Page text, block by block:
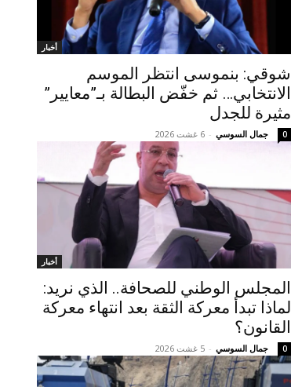
أخبار
شوقي: بنموسى انتظر الموسم
الانتخابي… ثم خفّض البطالة بـ”معايير”
مثيرة للجدل
جمال السوسي - 6 غشت 2026 0
أخبار
المجلس الوطني للصحافة.. الذي نريد:
لماذا تبدأ معركة الثقة بعد انتهاء معركة
القانون؟
جمال السوسي - 5 غشت 2026 0